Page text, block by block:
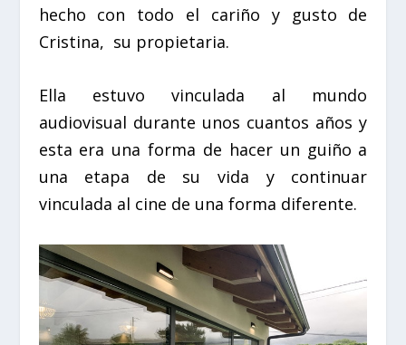
hecho con todo el cariño y gusto de
Cristina, su propietaria.
Ella estuvo vinculada al mundo
audiovisual durante unos cuantos años y
esta era una forma de hacer un guiño a
una etapa de su vida y continuar
vinculada al cine de una forma diferente.